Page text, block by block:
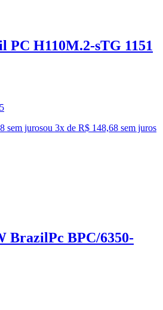
PC H110M.2-sTG 1151
sem jurosou 3x de R$ 148,68 sem juros
BrazilPc BPC/6350-